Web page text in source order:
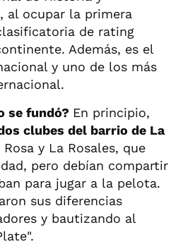
al ocupar la primera
de rating
Además, es el
y uno de los más
se fundó? En principio,
clubes del barrio de La
y La Rosales, que
pero debían compartir
para jugar a la pelota.
sus diferencias
y bautizando al